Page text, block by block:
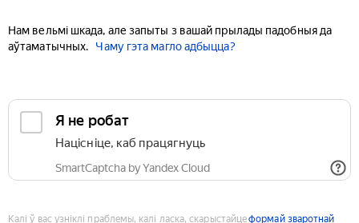
Нам вельмі шкада, але запыты з вашай прылады падобныя да
аўтаматычных.
Чаму гэта магло адбыцца?
Я не робат
Націсніце, каб працягнуць
SmartCaptcha by Yandex Cloud
Калі ў вас узніклі праблемы, калі ласка, скарыстайцеформай зваротнай